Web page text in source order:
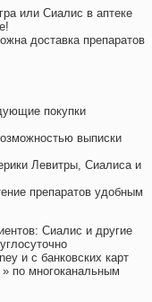
или Сиалис в аптеке
доставка препаратов
покупки
выписки
Левитры, Сиалиса и
препаратов удобным
Сиалис и другие
и с банковских карт
» по многоканальным